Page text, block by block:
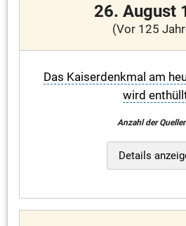
26. August
(Vor 125
Das Kaiserdenkmal am
wird
Anzahl der
Details